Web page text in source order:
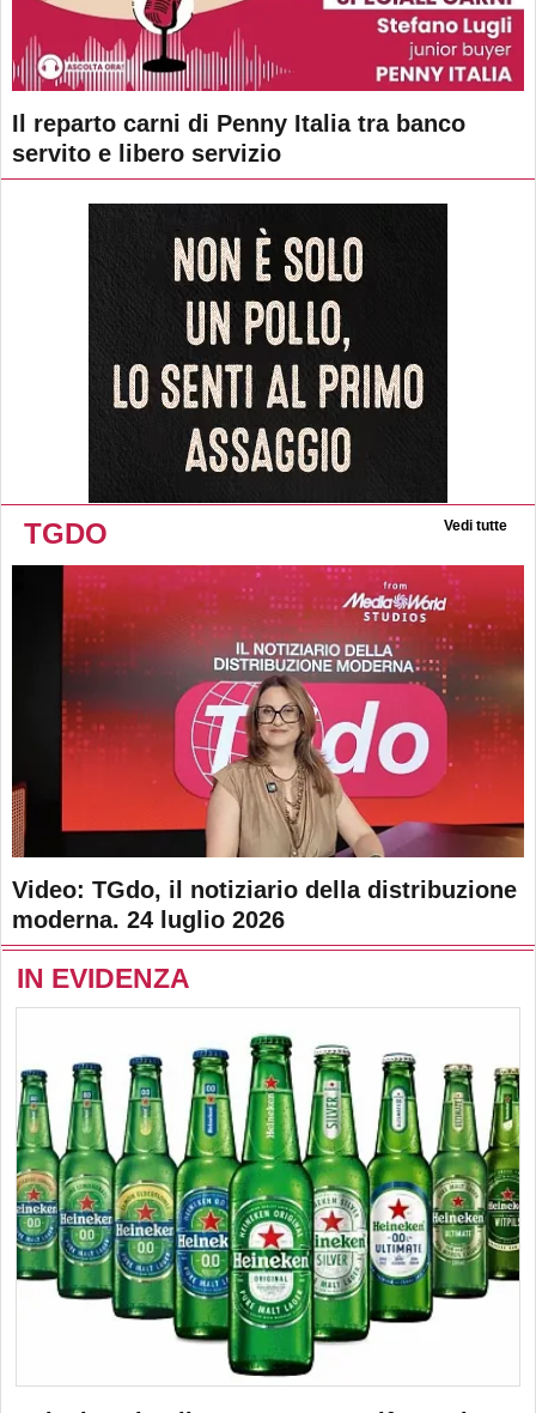
Il reparto carni di Penny Italia tra banco
servito e libero servizio
TGDO Vedi tutte
Video: TGdo, il notiziario della distribuzione
moderna. 24 luglio 2026
IN EVIDENZA